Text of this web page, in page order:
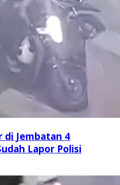
di Jembatan 4
Lapor Polisi